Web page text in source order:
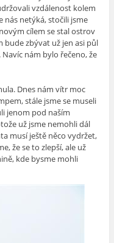
vzdálenost kolem
nás netýká, stočili jsme
cílem se stal ostrov
bude zbývat už jen asi půl
nám bylo řečeno, že
Dnes nám vítr moc
stále jsme se museli
jenom pod naším
už jsme nemohli dál
musí ještě něco vydržet,
že se to zlepší, ale už
kde bysme mohli